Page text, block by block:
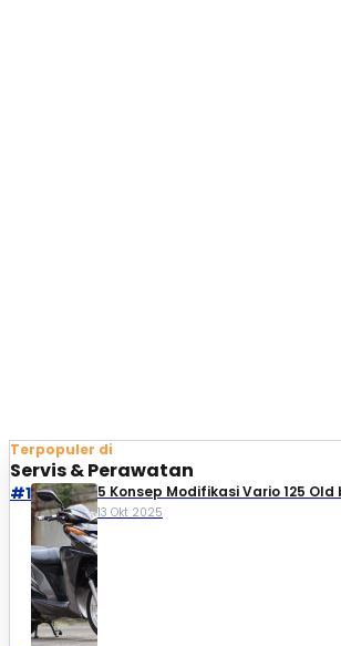
Terpopuler di
Servis & Perawatan
#1 5 Konsep Modifikasi Vario 125
13 Okt 2025